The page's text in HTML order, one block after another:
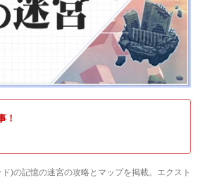
！
)の記憶の迷宮の攻略とマップを掲載。エクスト